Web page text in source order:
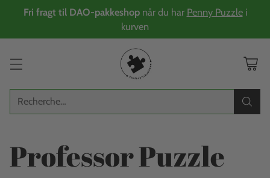
Fri fragt til DAO-pakkeshopnår du har Penny Puzzlei
kurven
Recherche…
Professor Puzzle